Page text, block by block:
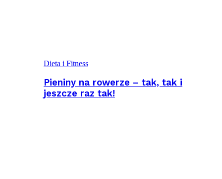
Dieta i Fitness
Pieniny na rowerze – tak, tak i
jeszcze raz tak!